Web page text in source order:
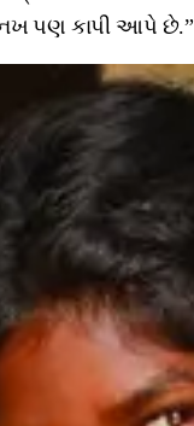
પણ કાપી આપે છે.”